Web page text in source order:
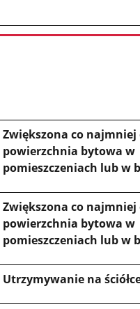
Zwiększona co najmniej
powierzchnia bytowa w
pomieszczeniach lub w
Zwiększona co najmniej
powierzchnia bytowa w
pomieszczeniach lub w
Utrzymywanie na